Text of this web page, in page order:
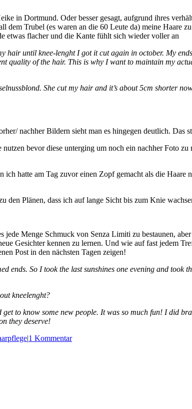
in Dortmund. Oder besser gesagt, aufgrund ihres
dem Trubel (es waren an die 60 Leute da) meine Haare
etwas flacher und die Kante fühlt sich wieder voller an
until knee-lenght I got it cut again in october. My
quality of the hair. This is why I want to maintain my
She cut my hair and it’s about 5cm shorter
nachher Bildern sieht man es hingegen deutlich. Das
bevor diese unterging um noch ein nachher Foto
hatte am Tag zuvor einen Zopf gemacht als die
den Plänen, dass ich auf lange Sicht bis zum Knie
jede Menge Schmuck von Senza Limiti zu bestaunen,
Gesichter kennen zu lernen. Und wie auf fast jedem
Post in den nächsten Tagen zeigen!
ends. So I took the last sunshines one evening and took
kneelenght?
to know some new people. It was so much fun! I did
they deserve!
|1 Kommentar